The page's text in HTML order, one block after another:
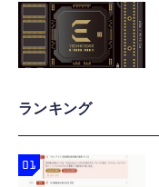
ランキング